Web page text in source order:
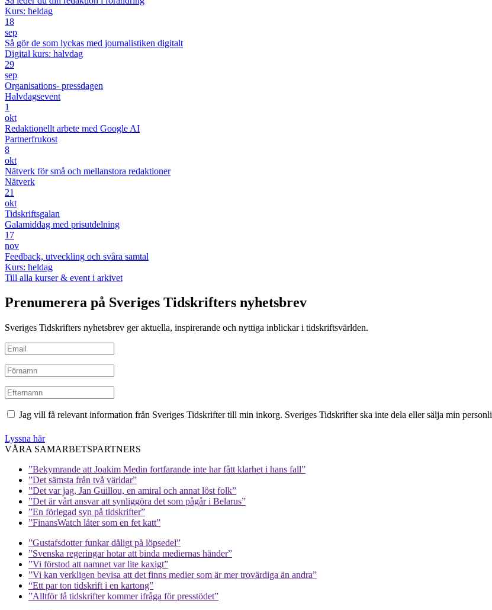
Kurs: heldag
18
sep
Så gör de som lyckas med journalistiken digitalt
Digital kurs: halvdag
29
sep
Organisations- pressdagen
Halvdagsevent
1
okt
Redaktionellt arbete med Google AI
Partnerfrukost
8
okt
Nätverk för små och mellanstora redaktioner
Nätverk
21
okt
Tidskriftsgalan
Galamiddag med prisutdelning
17
nov
Feedback, utveckling och svåra samtal
Kurs: heldag
Till alla kurser & event i arkivet
Prenumerera på Sveriges Tidskrifters nyhetsbrev
Sveriges Tidskrifters nyhetsbrev ger aktuella, inspirerande och nyttiga inblickar i tidskriftsvärlden.
Jag vill få relevant information från Sveriges Tidskrifter till min inkorg. Sveriges Tidskrifter ska inte dela eller sälja min
Lyssna här
VÅRA SAMARBETSPARTNERS
”Bekymrande att Joakim Medin fortfarande inte har fått klarhet i hans fall”
”Det sämsta från två världar”
”Det var jag, Jan Guillou, en amiral och annat löst folk”
”Det är vårt ansvar att synliggöra det som pågår i Belarus”
”En förlegad syn på tidskrifter”
”FinansWatch låter som en fet katt”
”Gustafsdotter funkar dåligt på löpsedel”
”Svenska regeringar hotar att binda mediernas händer”
”Vi förstod att namnet var lite kaxigt”
”Vi kan verkligen bevisa att det finns medier som är mer trovärdiga än andra”
“Ett par ton tidskrift i en kartong”
”Alltför få tidskrifter kommer ifråga för presstödet”